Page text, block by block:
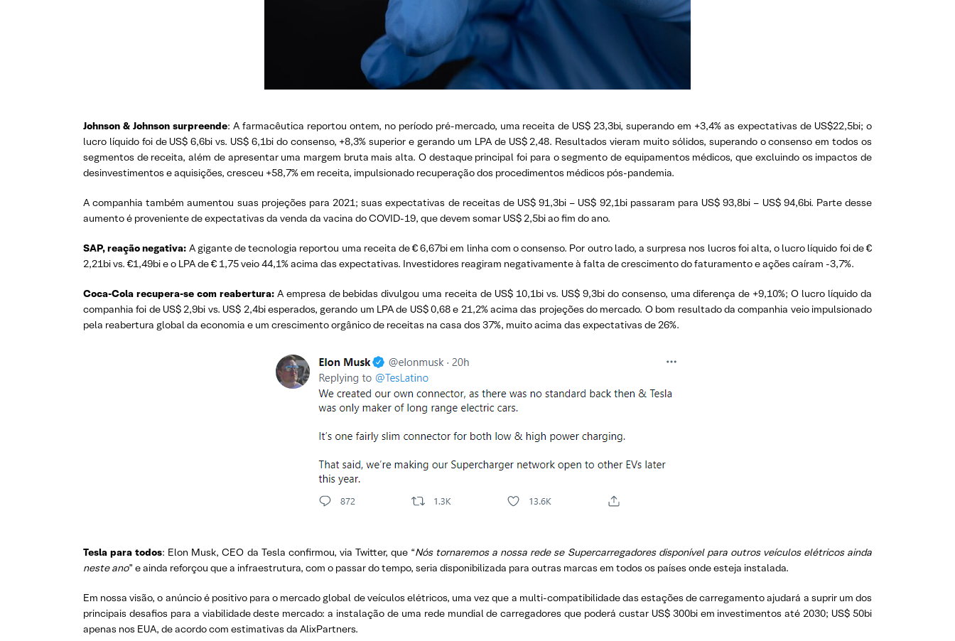
Johnson & Johnson surpreende: A farmacêutica reportou ontem, no período pré-mercado, uma receita de US$ 23,3bi, superando em +3,4% as expectativas de US$22,5bi; o
lucro líquido foi de US$ 6,6bi vs. US$ 6,1bi do consenso, +8,3% superior e gerando um LPA de US$ 2,48. Resultados vieram muito sólidos, superando o consenso em todos os
segmentos de receita, além de apresentar uma margem bruta mais alta. O destaque principal foi para o segmento de equipamentos médicos, que excluindo os impactos de
desinvestimentos e aquisições, cresceu +58,7% em receita, impulsionado recuperação dos procedimentos médicos pós-pandemia.
A companhia também aumentou suas projeções para 2021; suas expectativas de receitas de US$ 91,3bi – US$ 92,1bi passaram para US$ 93,8bi – US$ 94,6bi. Parte desse
aumento é proveniente de expectativas da venda da vacina do COVID-19, que devem somar US$ 2,5bi ao fim do ano.
SAP, reação negativa: A gigante de tecnologia reportou uma receita de € 6,67bi em linha com o consenso. Por outro lado, a surpresa nos lucros foi alta, o lucro líquido foi de €
2,21bi vs. €1,49bi e o LPA de € 1,75 veio 44,1% acima das expectativas. Investidores reagiram negativamente à falta de crescimento do faturamento e ações caíram -3,7%.
Coca-Cola recupera-se com reabertura: A empresa de bebidas divulgou uma receita de US$ 10,1bi vs. US$ 9,3bi do consenso, uma diferença de +9,10%; O lucro líquido da
companhia foi de US$ 2,9bi vs. US$ 2,4bi esperados, gerando um LPA de US$ 0,68 e 21,2% acima das projeções do mercado. O bom resultado da companhia veio impulsionado
pela reabertura global da economia e um crescimento orgânico de receitas na casa dos 37%, muito acima das expectativas de 26%.
Tesla para todos: Elon Musk, CEO da Tesla confirmou, via Twitter, que “Nós tornaremos a nossa rede se Supercarregadores disponível para outros veículos elétricos ainda
neste ano” e ainda reforçou que a infraestrutura, com o passar do tempo, seria disponibilizada para outras marcas em todos os países onde esteja instalada.
Em nossa visão, o anúncio é positivo para o mercado global de veículos elétricos, uma vez que a multi-compatibilidade das estações de carregamento ajudará a suprir um dos
principais desafios para a viabilidade deste mercado: a instalação de uma rede mundial de carregadores que poderá custar US$ 300bi em investimentos até 2030; US$ 50bi
apenas nos EUA, de acordo com estimativas da AlixPartners.